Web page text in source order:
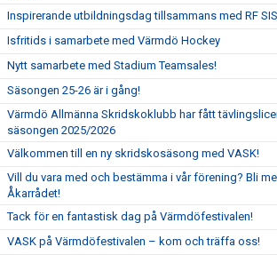
Inspirerande utbildningsdag tillsammans med RF
Isfritids i samarbete med Värmdö Hockey
Nytt samarbete med Stadium Teamsales!
Säsongen 25-26 är i gång!
Värmdö Allmänna Skridskoklubb har fått
säsongen 2025/2026
Välkommen till en ny skridskosäsong med VASK!
Vill du vara med och bestämma i vår förening? Bli
Åkarrådet!
Tack för en fantastisk dag på Värmdöfestivalen!
VASK på Värmdöfestivalen – kom och träffa oss!